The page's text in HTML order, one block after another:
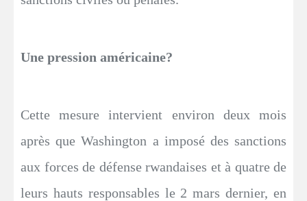
Une pression américaine?
Cette mesure intervient environ deux mois
après que Washington a imposé des sanctions
aux forces de défense rwandaises et à quatre de
leurs hauts responsables le 2 mars dernier, en